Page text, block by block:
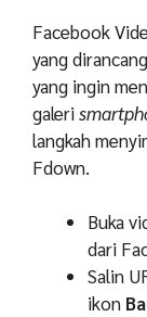
Facebook
yang
yang ingin
galeri
langkah
Fdown.
Buka
dari
Salin
ikon